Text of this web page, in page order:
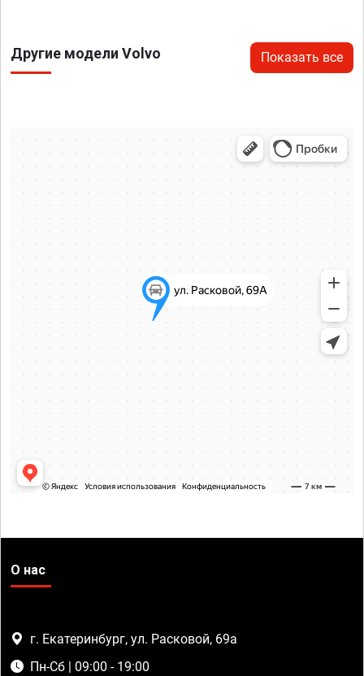
Другие модели Volvo Показать все
О нас
г. Екатеринбург, ул. Расковой, 69а
Пн-Сб | 09:00 - 19:00